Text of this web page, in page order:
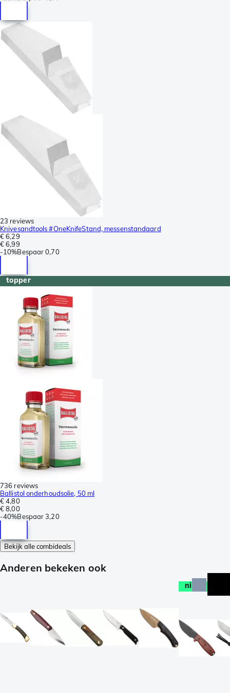
23 reviews
Knivesandtools #OneKnifeStand, messenstandaard
€ 6,29
€ 6,99
-10%Bespaar 0,70
topper
736 reviews
Ballistol onderhoudsolie, 50 ml
€ 4,80
€ 8,00
-40%Bespaar 3,20
Bekijk alle combideals
Anderen bekeken ook
nieuw